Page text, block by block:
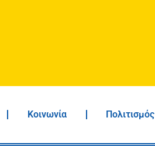
Κοινωνία Πολιτισμός